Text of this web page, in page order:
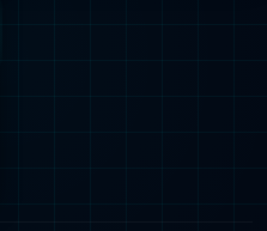
的文件不存